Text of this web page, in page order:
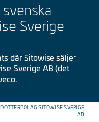
Sverige
där Sitowise säljer
Sverige AB (det
SITOWISE SVERIGE
AB